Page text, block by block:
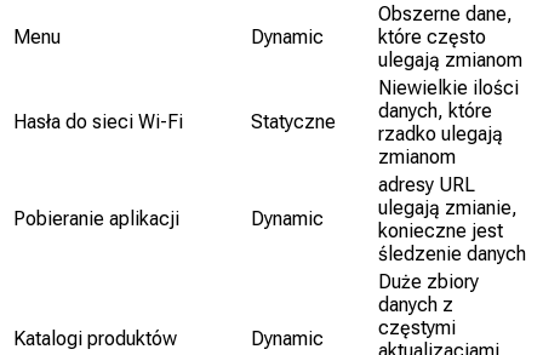
Menu Dynamic
Obszerne dane,
które często
ulegają zmianom
Hasła do sieci Wi-Fi Statyczne
Niewielkie ilości
danych, które
rzadko ulegają
zmianom
Pobieranie aplikacji Dynamic
adresy URL
ulegają zmianie,
konieczne jest
śledzenie danych
Katalogi produktów Dynamic
Duże zbiory
danych z
częstymi